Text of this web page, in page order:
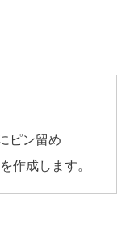
ピン留め
作成します。